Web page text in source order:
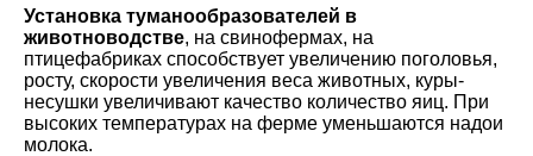
Установка туманообразователей в
животноводстве, на свинофермах, на
птицефабриках способствует увеличению поголовья,
росту, скорости увеличения веса животных, куры-
несушки увеличивают качество количество яиц. При
высоких температурах на ферме уменьшаются надои
молока.